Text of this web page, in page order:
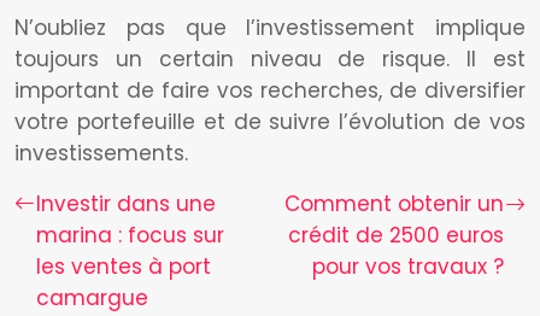
N’oubliez pas que l’investissement implique
toujours un certain niveau de risque. Il est
important de faire vos recherches, de diversifier
votre portefeuille et de suivre l’évolution de vos
investissements.
Investir dans une
marina : focus sur
les ventes à port
camargue
Comment obtenir un
crédit de 2500 euros
pour vos travaux ?